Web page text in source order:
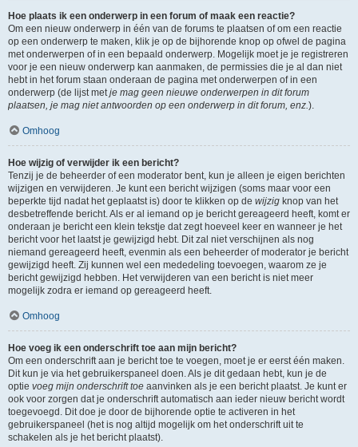
Hoe plaats ik een onderwerp in een forum of maak een reactie?
Om een nieuw onderwerp in één van de forums te plaatsen of om een reactie
op een onderwerp te maken, klik je op de bijhorende knop op ofwel de pagina
met onderwerpen of in een bepaald onderwerp. Mogelijk moet je je registreren
voor je een nieuw onderwerp kan aanmaken, de permissies die je al dan niet
hebt in het forum staan onderaan de pagina met onderwerpen of in een
onderwerp (de lijst metje mag geen nieuwe onderwerpen in dit forum
plaatsen, je mag niet antwoorden op een onderwerp in dit forum, enz.).
Omhoog
Hoe wijzig of verwijder ik een bericht?
Tenzij je de beheerder of een moderator bent, kun je alleen je eigen berichten
wijzigen en verwijderen. Je kunt een bericht wijzigen (soms maar voor een
beperkte tijd nadat het geplaatst is) door te klikken op de wijzig knop van het
desbetreffende bericht. Als er al iemand op je bericht gereageerd heeft, komt er
onderaan je bericht een klein tekstje dat zegt hoeveel keer en wanneer je het
bericht voor het laatst je gewijzigd hebt. Dit zal niet verschijnen als nog
niemand gereageerd heeft, evenmin als een beheerder of moderator je bericht
gewijzigd heeft. Zij kunnen wel een mededeling toevoegen, waarom ze je
bericht gewijzigd hebben. Het verwijderen van een bericht is niet meer
mogelijk zodra er iemand op gereageerd heeft.
Omhoog
Hoe voeg ik een onderschrift toe aan mijn bericht?
Om een onderschrift aan je bericht toe te voegen, moet je er eerst één maken.
Dit kun je via het gebruikerspaneel doen. Als je dit gedaan hebt, kun je de
optie voeg mijn onderschrift toe aanvinken als je een bericht plaatst. Je kunt er
ook voor zorgen dat je onderschrift automatisch aan ieder nieuw bericht wordt
toegevoegd. Dit doe je door de bijhorende optie te activeren in het
gebruikerspaneel (het is nog altijd mogelijk om het onderschrift uit te
schakelen als je het bericht plaatst).